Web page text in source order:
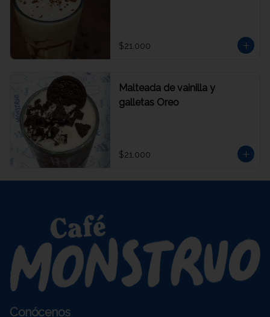
$21.000
Malteada de vainilla y
galletas Oreo
$21.000
Conócenos